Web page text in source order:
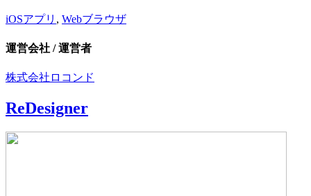
iOSアプリ , Webブラウザ
運営会社 / 運営者
株式会社ロコンド
ReDesigner